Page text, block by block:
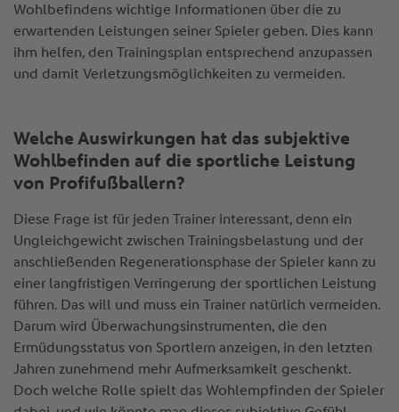
Wohlbefindens wichtige Informationen über die zu
erwartenden Leistungen seiner Spieler geben. Dies kann
ihm helfen, den Trainingsplan entsprechend anzupassen
und damit Verletzungsmöglichkeiten zu vermeiden.
Welche Auswirkungen hat das subjektive
Wohlbefinden auf die sportliche Leistung
von Profifußballern?
Diese Frage ist für jeden Trainer interessant, denn ein
Ungleichgewicht zwischen Trainingsbelastung und der
anschließenden Regenerationsphase der Spieler kann zu
einer langfristigen Verringerung der sportlichen Leistung
führen. Das will und muss ein Trainer natürlich vermeiden.
Darum wird Überwachungsinstrumenten, die den
Ermüdungsstatus von Sportlern anzeigen, in den letzten
Jahren zunehmend mehr Aufmerksamkeit geschenkt.
Doch welche Rolle spielt das Wohlempfinden der Spieler